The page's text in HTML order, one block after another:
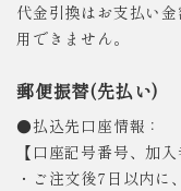
代金引換はお支払い
用できません。
郵便振替(先払い)
●払込先口座情報：
【口座記号番号、加
・ご注文後7日以内